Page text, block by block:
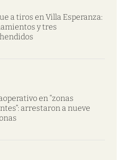
a tiros en Villa Esperanza:
y tres
en “zonas
arrestaron a nueve